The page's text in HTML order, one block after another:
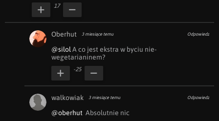
17
Oberhut 3 miesiące temu Odpowiedz
@silol A co jest ekstra w byciu nie-
wegetarianinem?
-25
walkowiak 3 miesiące temu Odpowiedz
@oberhut
  Absolutnie nic